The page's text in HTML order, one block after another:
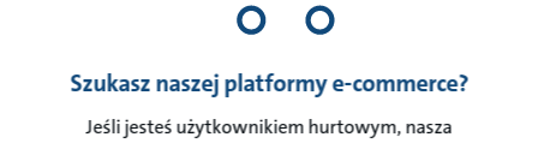
Szukasz naszej platformy e-commerce?
Jeśli jesteś użytkownikiem hurtowym, nasza